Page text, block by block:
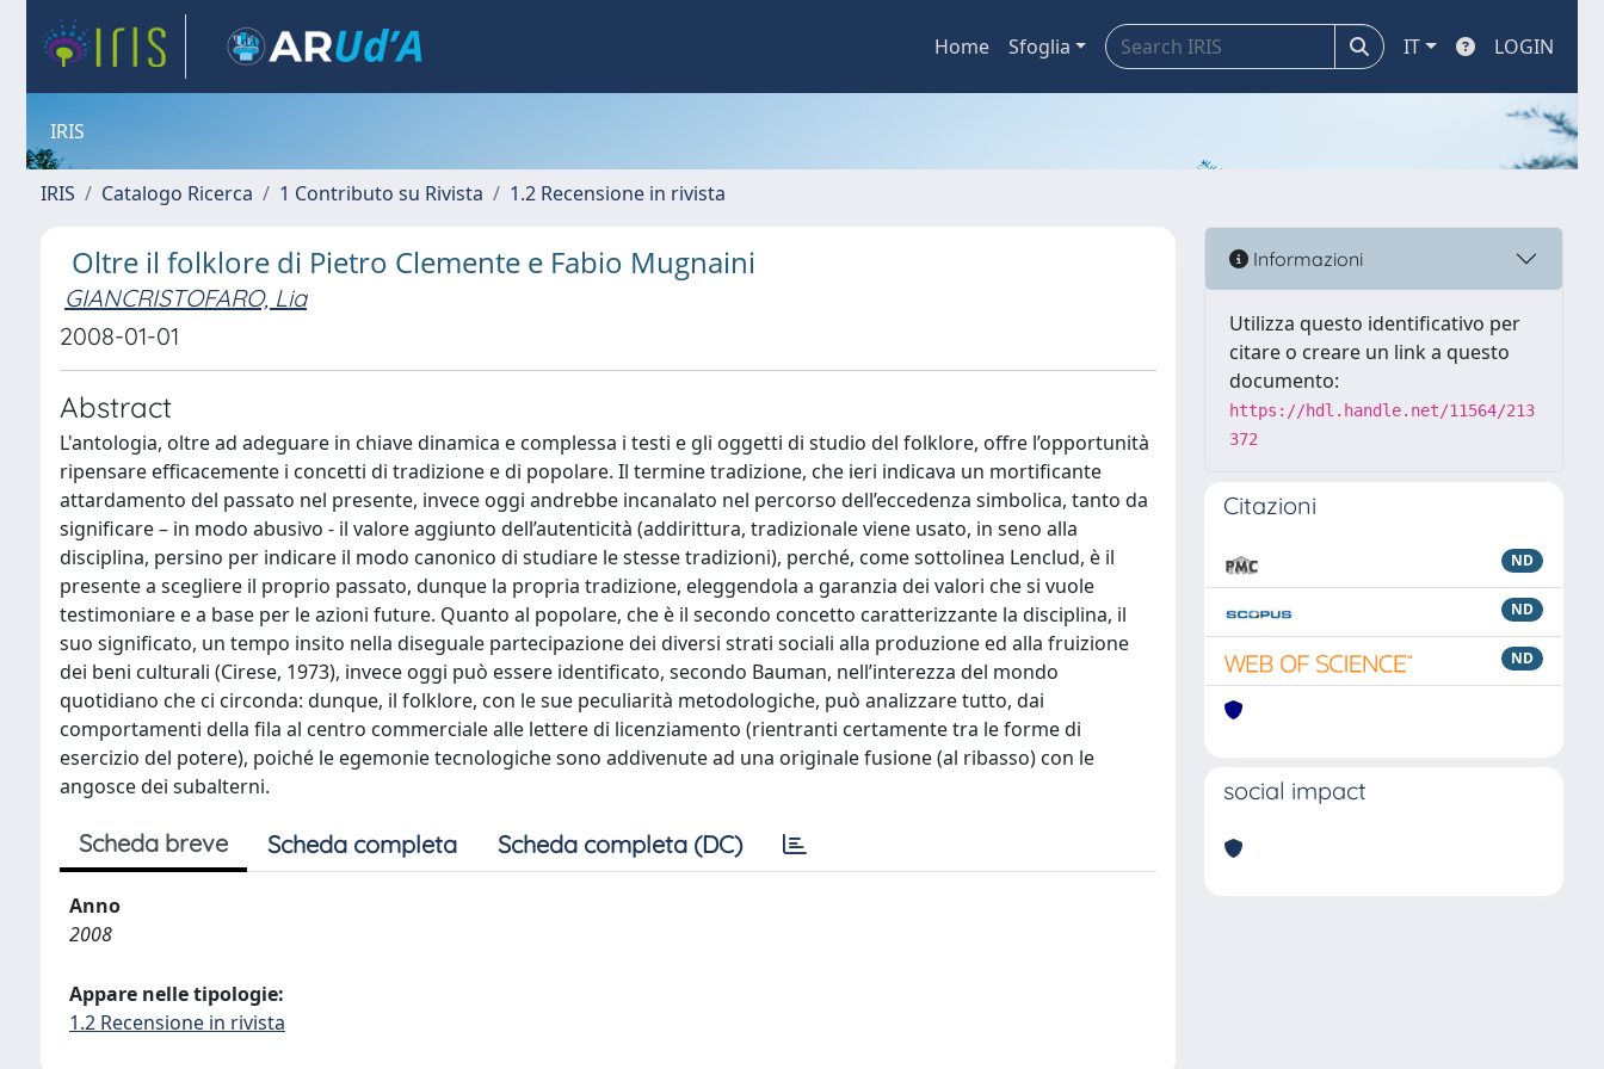
Home Sfoglia IT LOGIN
IRIS
IRIS Catalogo Ricerca 1 Contributo su Rivista 1.2 Recensione in rivista
Oltre il folklore di Pietro Clemente e Fabio Mugnaini
GIANCRISTOFARO, Lia
2008-01-01
Abstract
L'antologia, oltre ad adeguare in chiave dinamica e complessa i testi e gli oggetti di studio del folklore, offre l’opportunità
ripensare efficacemente i concetti di tradizione e di popolare. Il termine tradizione, che ieri indicava un mortificante
attardamento del passato nel presente, invece oggi andrebbe incanalato nel percorso dell’eccedenza simbolica, tanto da
significare – in modo abusivo - il valore aggiunto dell’autenticità (addirittura, tradizionale viene usato, in seno alla
disciplina, persino per indicare il modo canonico di studiare le stesse tradizioni), perché, come sottolinea Lenclud, è il
presente a scegliere il proprio passato, dunque la propria tradizione, eleggendola a garanzia dei valori che si vuole
testimoniare e a base per le azioni future. Quanto al popolare, che è il secondo concetto caratterizzante la disciplina, il
suo significato, un tempo insito nella diseguale partecipazione dei diversi strati sociali alla produzione ed alla fruizione
dei beni culturali (Cirese, 1973), invece oggi può essere identificato, secondo Bauman, nell’interezza del mondo
quotidiano che ci circonda: dunque, il folklore, con le sue peculiarità metodologiche, può analizzare tutto, dai
comportamenti della fila al centro commerciale alle lettere di licenziamento (rientranti certamente tra le forme di
esercizio del potere), poiché le egemonie tecnologiche sono addivenute ad una originale fusione (al ribasso) con le
angosce dei subalterni.
Scheda breve Scheda completa Scheda completa (DC)
Anno
2008
Appare nelle tipologie:
1.2 Recensione in rivista
Informazioni
Utilizza questo identificativo per
citare o creare un link a questo
documento:
https://hdl.handle.net/11564/213
372
Citazioni
ND
ND
ND
social impact